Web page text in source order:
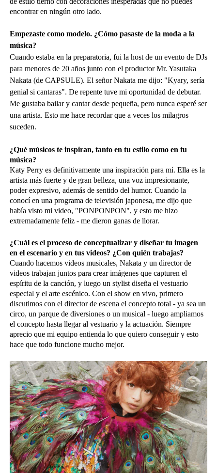
encontrar en ningún otro lado.
Empezaste como modelo. ¿Cómo pasaste de la moda a la
música?
Cuando estaba en la preparatoria, fui la host de un evento de DJs
para menores de 20 años junto con el productor Mr. Yasutaka
Nakata (de CAPSULE). El señor Nakata me dijo: "Kyary, sería
genial si cantaras". De repente tuve mi oportunidad de debutar.
Me gustaba bailar y cantar desde pequeña, pero nunca esperé ser
una artista. Esto me hace recordar que a veces los milagros
suceden.
¿Qué músicos te inspiran, tanto en tu estilo como en tu
música?
Katy Perry es definitivamente una inspiración para mí. Ella es la
artista más fuerte y de gran belleza, una voz impresionante,
poder expresivo, además de sentido del humor. Cuando la
conocí en una programa de televisión japonesa, me dijo que
había visto mi video, "PONPONPON", y esto me hizo
extremadamente feliz - me dieron ganas de llorar.
¿Cuál es el proceso de conceptualizar y diseñar tu imagen
en el escenario y en tus videos? ¿Con quién trabajas?
Cuando hacemos videos musicales, Nakata y un director de
videos trabajan juntos para crear imágenes que capturen el
espíritu de la canción, y luego un stylist diseña el vestuario
especial y el arte escénico. Con el show en vivo, primero
discutimos con el director de escena el concepto total - ya sea un
circo, un parque de diversiones o un musical - luego ampliamos
el concepto hasta llegar al vestuario y la actuación. Siempre
aprecio que mi equipo entienda lo que quiero conseguir y esto
hace que todo funcione mucho mejor.